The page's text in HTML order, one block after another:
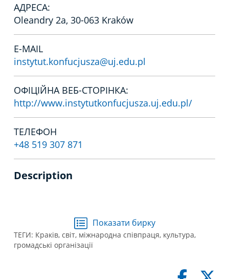
АДРЕСА:
Oleandry 2a, 30-063 Kraków
E-MAIL
instytut.konfucjusza@uj.edu.pl
ОФІЦІЙНА ВЕБ-СТОРІНКА:
http://www.instytutkonfucjusza.uj.edu.pl/
ТЕЛЕФОН
+48 519 307 871
Description
Показати бирку
ТЕГИ: Краків, світ, міжнародна співпраця, культура,
громадські організації